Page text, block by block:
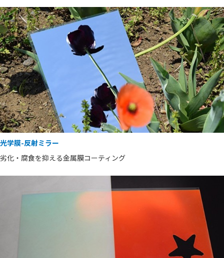
光学膜-反射ミラー
劣化・腐食を抑える金属膜コーティング